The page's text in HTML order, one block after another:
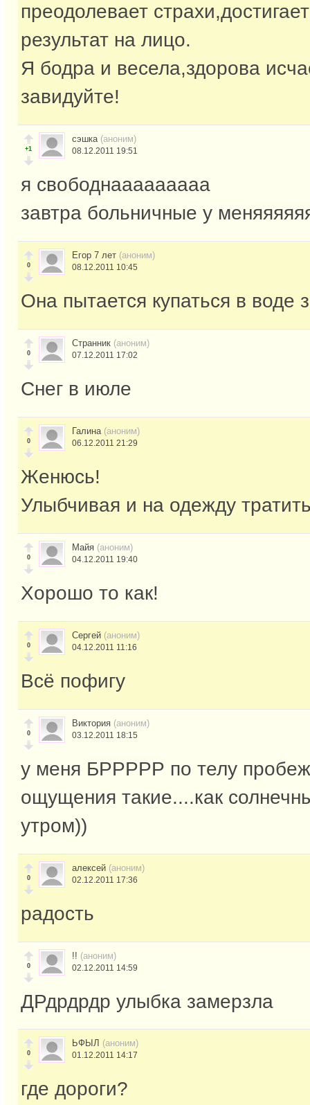
преодолевает
результат на лицо.
Я бодра и весела,здорова
завидуйте!
+1
сэшка (аноним)
08.12.2011 19:51
я свободнааааааааа
завтра больничные у
0
Егор 7 лет (аноним)
08.12.2011 10:45
Она пытается купаться в воде
0
Странник (аноним)
07.12.2011 17:02
Снег в июле
0
Галина (аноним)
06.12.2011 21:29
Женюсь!
Улыбчивая и на одежду
0
Майя (аноним)
04.12.2011 19:40
Хорошо то как!
0
Сергей (аноним)
04.12.2011 11:16
Всё пофигу
0
Виктория (аноним)
03.12.2011 18:15
у меня БРРРРР по телу
ощущения такие....как
утром))
0
алексей (аноним)
02.12.2011 17:36
радость
0
!! (аноним)
02.12.2011 14:59
ДРдрдрдр улыбка замерзла
0
ЬФЫЛ (аноним)
01.12.2011 14:17
где дороги?